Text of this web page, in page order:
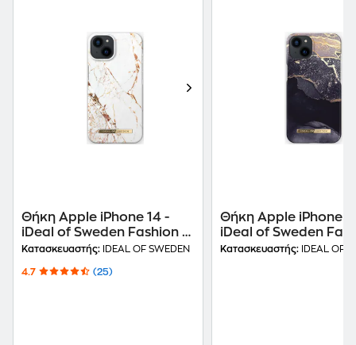
Θήκη Apple iPhone 14 -
iDeal of Sweden Fashion -
Carrara Gold
Κατασκευαστής: IDEAL OF SWEDEN
4.7 (25)
Θήκη Apple iPhone
iDeal of Sweden
Golden Twillight
Κατασκευαστής: IDEAL OF